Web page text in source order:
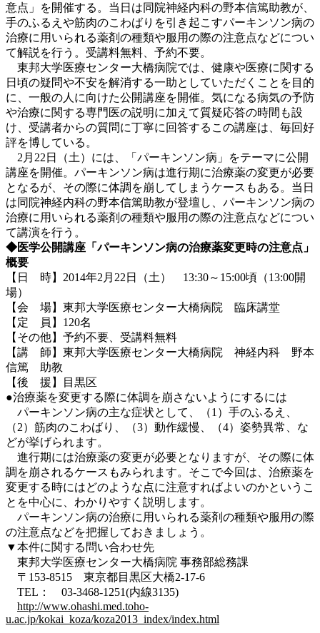
意点」を開催する。当日は同院神経内科の野本信篤助教が、
手のふるえや筋肉のこわばりを引き起こすパーキンソン病の
治療に用いられる薬剤の種類や服用の際の注意点などについ
て解説を行う。受講料無料、予約不要。
東邦大学医療センター大橋病院では、健康や医療に関する
日頃の疑問や不安を解消する一助としていただくことを目的
に、一般の人に向けた公開講座を開催。気になる病気の予防
や治療に関する専門医の説明に加えて質疑応答の時間も設
け、受講者からの質問に丁寧に回答するこの講座は、毎回好
評を博している。
2月22日（土）には、「パーキンソン病」をテーマに公開
講座を開催。パーキンソン病は進行期に治療薬の変更が必要
となるが、その際に体調を崩してしまうケースもある。当日
は同院神経内科の野本信篤助教が登壇し、パーキンソン病の
治療に用いられる薬剤の種類や服用の際の注意点などについ
て講演を行う。
◆医学公開講座「パーキンソン病の治療薬変更時の注意点」
概要
【日 時】2014年2月22日（土） 13:30～15:00頃（13:00開
場）
【会 場】東邦大学医療センター大橋病院 臨床講堂
【定 員】120名
【その他】予約不要、受講料無料
【講 師】東邦大学医療センター大橋病院 神経内科 野本
信篤 助教
【後 援】目黒区
●治療薬を変更する際に体調を崩さないようにするには
パーキンソン病の主な症状として、（1）手のふるえ、
（2）筋肉のこわばり、（3）動作緩慢、（4）姿勢異常、な
どが挙げられます。
進行期には治療薬の変更が必要となりますが、その際に体
調を崩されるケースもみられます。そこで今回は、治療薬を
変更する時にはどのような点に注意すればよいのかというこ
とを中心に、わかりやすく説明します。
パーキンソン病の治療に用いられる薬剤の種類や服用の際
の注意点などを把握しておきましょう。
▼本件に関する問い合わせ先
東邦大学医療センター大橋病院 事務部総務課
〒153-8515 東京都目黒区大橋2-17-6
TEL： 03-3468-1251(内線3135)
http://www.ohashi.med.toho-
u.ac.jp/kokai_koza/koza2013_index/index.html